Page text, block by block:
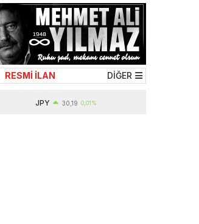
RESMİ İLAN DİĞER
30,19 0,01%